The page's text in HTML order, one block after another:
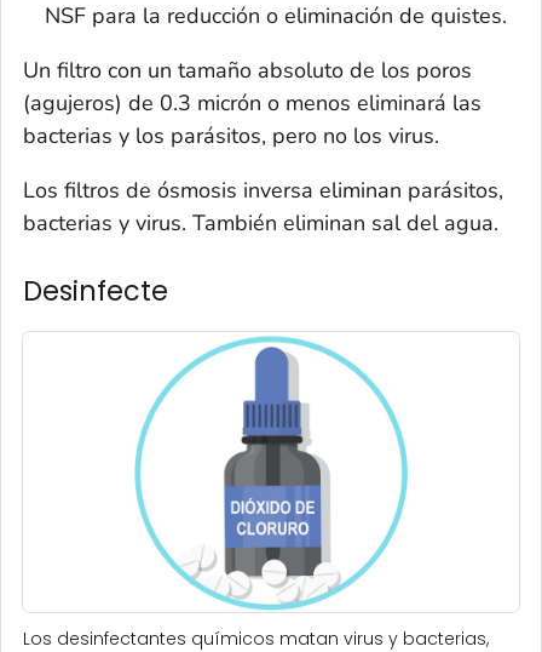
NSF para la reducción o eliminación de quistes.
Un filtro con un tamaño absoluto de los poros
(agujeros) de 0.3 micrón o menos eliminará las
bacterias y los parásitos, pero no los virus.
Los filtros de ósmosis inversa eliminan parásitos,
bacterias y virus. También eliminan sal del agua.
Desinfecte
Los desinfectantes químicos matan virus y bacterias,